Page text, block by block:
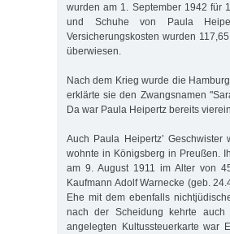
wurden am 1. September 1942 für
und Schuhe von Paula
Versicherungskosten wurden
überwiesen.
Nach dem Krieg wurde die
erklärte sie den Zwangsnamen
Da war Paula Heipertz bereits
Auch Paula Heipertz’
wohnte in Königsberg in Preußen.
am 9. August 1911 im Alter von
Kaufmann Adolf Warnecke (geb.
Ehe mit dem ebenfalls
nach der Scheidung kehrte
angelegten Kultussteuerkarte war